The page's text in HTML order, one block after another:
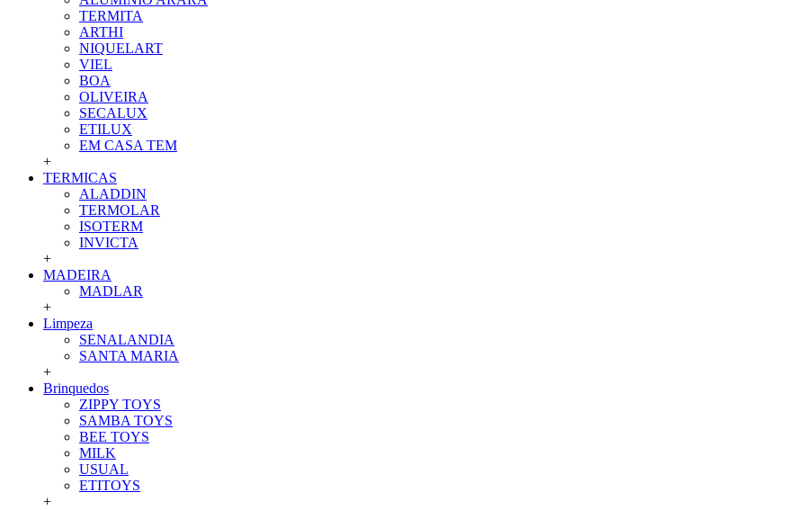
TERMITA
ARTHI
NIQUELART
VIEL
BOA
OLIVEIRA
SECALUX
ETILUX
EM CASA TEM
+
TERMICAS
ALADDIN
TERMOLAR
ISOTERM
INVICTA
+
MADEIRA
MADLAR
+
Limpeza
SENALANDIA
SANTA MARIA
+
Brinquedos
ZIPPY TOYS
SAMBA TOYS
BEE TOYS
MILK
USUAL
ETITOYS
+